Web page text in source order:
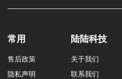
常用
售后政策
隐私声明
陆陆科技
关于我们
联系我们